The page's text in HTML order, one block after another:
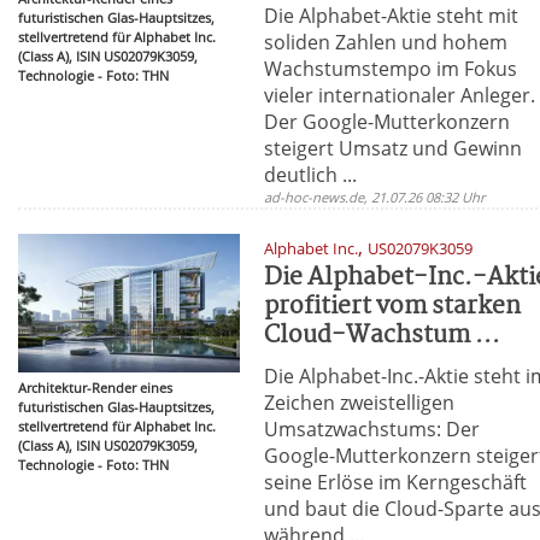
futuristischen Glas-Hauptsitzes,
stellvertretend für Alphabet Inc.
(Class A), ISIN US02079K3059,
Technologie - Foto: THN
Die Alphabet-Aktie steht mit
soliden Zahlen und hohem
Wachstumstempo im Fokus
vieler internationaler Anleger.
Der Google-Mutterkonzern
steigert Umsatz und Gewinn
deutlich ...
ad-hoc-news.de, 21.07.26 08:32 Uhr
Architektur-Render eines
futuristischen Glas-Hauptsitzes,
stellvertretend für Alphabet Inc.
(Class A), ISIN US02079K3059,
Technologie - Foto: THN
Alphabet Inc., US02079K3059
Die Alphabet-Inc.-
profitiert vom starken
Cloud-Wachstum ...
Die Alphabet-Inc.-Aktie steht
Zeichen zweistelligen
Umsatzwachstums: Der
Google-Mutterkonzern
seine Erlöse im Kerngeschäft
und baut die Cloud-Sparte aus
während ...